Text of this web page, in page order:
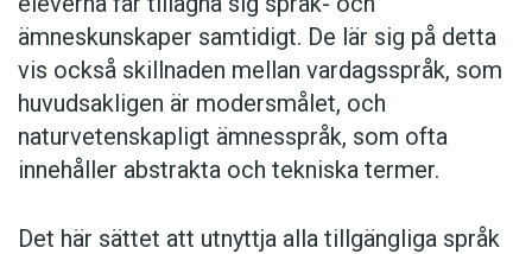
ämneskunskaper samtidigt. De lär sig på detta
vis också skillnaden mellan vardagsspråk, som
huvudsakligen är modersmålet, och
naturvetenskapligt ämnesspråk, som ofta
innehåller abstrakta och tekniska termer.
Det här sättet att utnyttja alla tillgängliga språk